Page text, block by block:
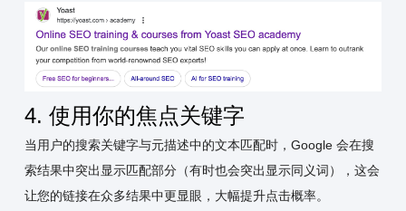
4. 使用你的焦点关键字
当用户的搜索关键字与元描述中的文本匹配时，Google 会在搜
索结果中突出显示匹配部分（有时也会突出显示同义词），这会
让您的链接在众多结果中更显眼，大幅提升点击概率。